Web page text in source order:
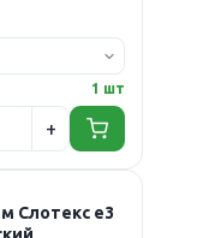
1 шт
Слотекс е3